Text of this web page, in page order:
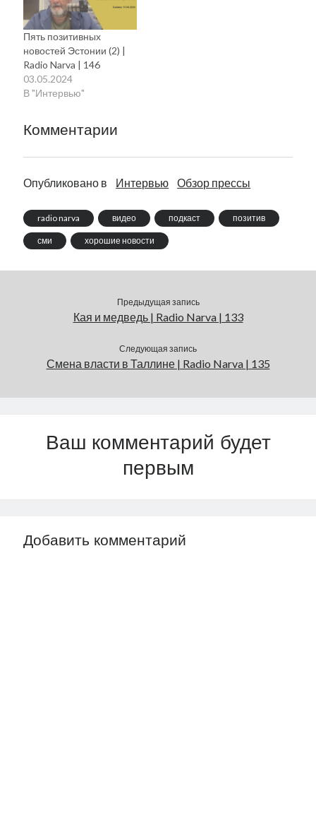
Пять позитивных
новостей Эстонии (2) |
Radio Narva | 146
03.05.2024
В "Интервью"
Комментарии
Опубликовано в Интервью Обзор прессы
radio narva видео подкаст позитив
сми хорошие новости
Предыдущая запись
Кая и медведь | Radio Narva | 133
Следующая запись
Смена власти в Таллине | Radio Narva | 135
Ваш комментарий будет
первым
Добавить комментарий